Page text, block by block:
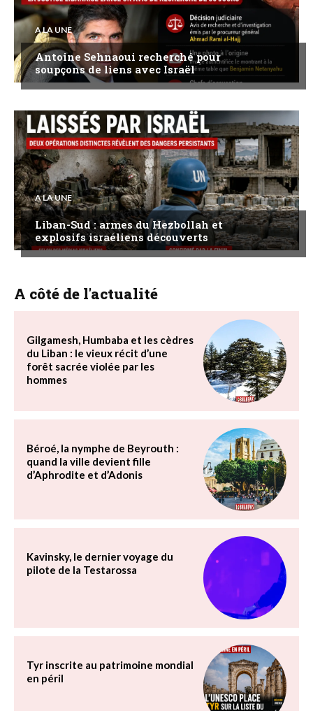
A LA UNE
Antoine Sehnaoui recherché pour
soupçons de liens avec Israël
A LA UNE
Liban-Sud : armes du Hezbollah et
explosifs israéliens découverts
A côté de l'actualité
Gilgamesh, Humbaba et les cèdres
du Liban : le vieux récit d’une
forêt sacrée violée par les
hommes
Béroé, la nymphe de Beyrouth :
quand la ville devient fille
d’Aphrodite et d’Adonis
Kavinsky, le dernier voyage du
pilote de la Testarossa
Tyr inscrite au patrimoine mondial
en péril